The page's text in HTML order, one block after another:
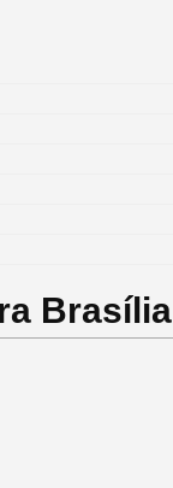
Brasília